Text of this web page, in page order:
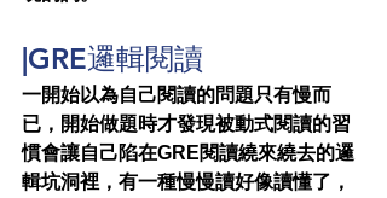
|GRE邏輯閱讀
一開始以為自己閱讀的問題只有慢而
已，開始做題時才發現被動式閱讀的習
慣會讓自己陷在GRE閱讀繞來繞去的邏
輯坑洞裡，有一種慢慢讀好像讀懂了，